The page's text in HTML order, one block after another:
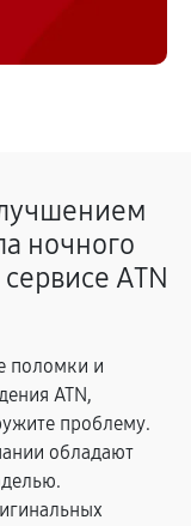
ночного
ATN
поломки и
ATN,
проблему.
обладают